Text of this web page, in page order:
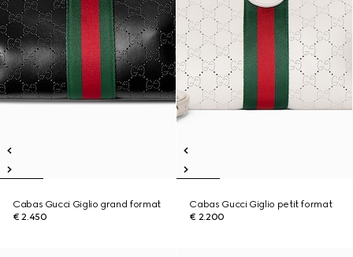
Cabas Gucci Giglio grand format
€ 2.450
Cabas Gucci Giglio petit format
€ 2.200